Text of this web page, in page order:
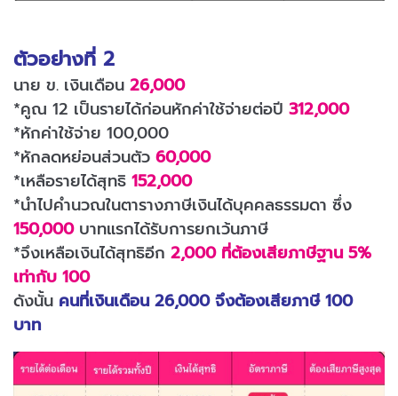
ตัวอย่างที่ 2
นาย ข. เงินเดือน 26,000
*คูณ 12 เป็นรายได้ก่อนหักค่าใช้จ่ายต่อปี 312,000
*หักค่าใช้จ่าย 100,000
*หักลดหย่อนส่วนตัว 60,000
*เหลือรายได้สุทธิ 152,000
*นำไปคำนวณในตารางภาษีเงินได้บุคคลธรรมดา ซึ่ง
150,000 บาทแรกได้รับการยกเว้นภาษี
*จึงเหลือเงินได้สุทธิอีก 2,000 ที่ต้องเสียภาษีฐาน 5%
เท่ากับ 100
ดังนั้น คนที่เงินเดือน 26,000 จึงต้องเสียภาษี 100
บาท